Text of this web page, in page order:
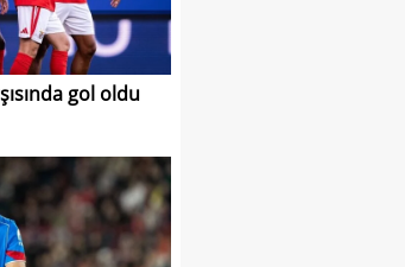
gol oldu